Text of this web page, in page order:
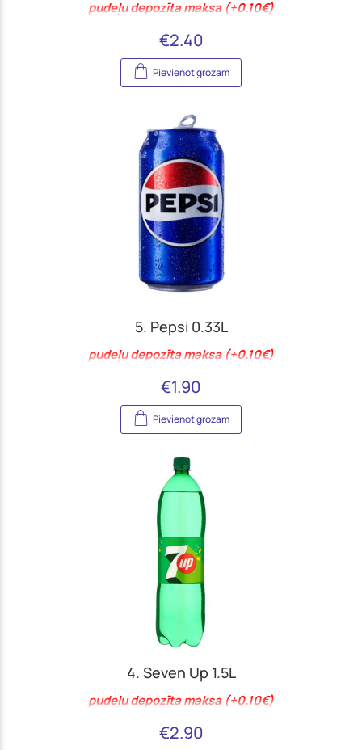
pudeļu depozīta maksa (+0.10€)
€2.40
Pievienot grozam
5. Pepsi 0.33L
pudeļu depozīta maksa (+0.10€)
€1.90
Pievienot grozam
4. Seven Up 1.5L
pudeļu depozīta maksa (+0.10€)
€2.90